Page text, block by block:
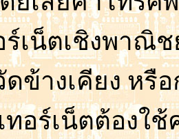
ร์เน็ตเชิงพาณิช
ดข้างเคียง หรือ
ทอร์เน็ตต้องใช้